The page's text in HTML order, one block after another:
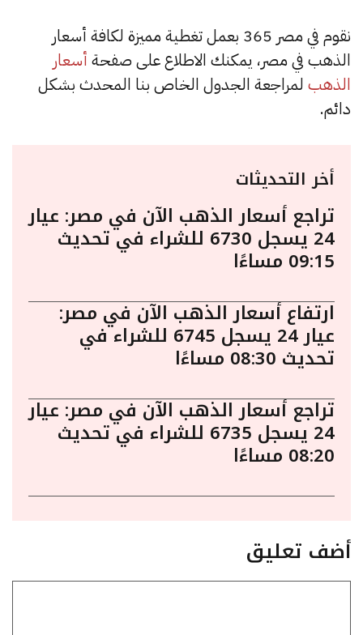
نقوم في مصر 365 بعمل تغطية مميزة لكافة أسعار
الذهب في مصر، يمكنك الاطلاع على صفحة أسعار
الذهب لمراجعة الجدول الخاص بنا المحدث بشكل
دائم.
أخر التحديثات
تراجع أسعار الذهب الآن في مصر: عيار
24 يسجل 6730 للشراء في تحديث
09:15 مساءًا
ارتفاع أسعار الذهب الآن في مصر:
عيار 24 يسجل 6745 للشراء في
تحديث 08:30 مساءًا
تراجع أسعار الذهب الآن في مصر: عيار
24 يسجل 6735 للشراء في تحديث
08:20 مساءًا
أضف تعليق